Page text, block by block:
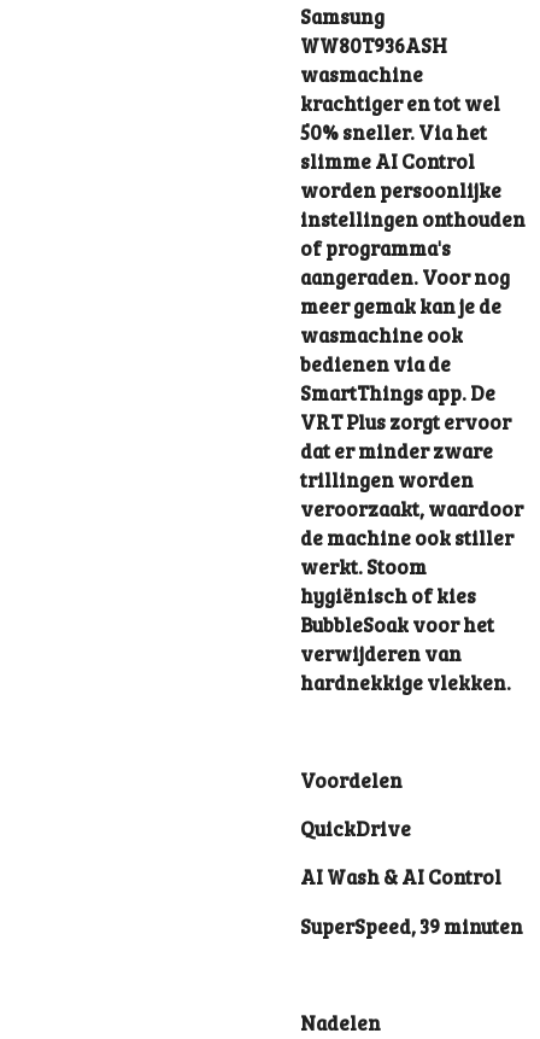
Samsung
WW80T936ASH
wasmachine
krachtiger en tot wel
50% sneller. Via het
slimme AI Control
worden persoonlijke
instellingen onthouden
of programma's
aangeraden. Voor nog
meer gemak kan je de
wasmachine ook
bedienen via de
SmartThings app. De
VRT Plus zorgt ervoor
dat er minder zware
trillingen worden
veroorzaakt, waardoor
de machine ook stiller
werkt. Stoom
hygiënisch of kies
BubbleSoak voor het
verwijderen van
hardnekkige vlekken.
Voordelen
QuickDrive
AI Wash & AI Control
SuperSpeed, 39 minuten
Nadelen